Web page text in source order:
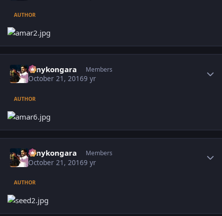
AUTHOR
sonykongara Members
October 21, 20169 yr
AUTHOR
sonykongara Members
October 21, 20169 yr
AUTHOR